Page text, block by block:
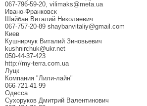
067-796-59-20, vilimaks@meta.ua
Ивано-Франковск
Шайбан Виталий Николаевич
067-757-20-89 shaybanvitaliy@gmail.com
Киев
Кушнирчук Виталий Зиновьевич
kushnirchuk@ukr.net
050-44-37-423
http://my-terra.com.ua
Луцк
Компания "Лили-лайн"
066-721-41-99
Одесса
Сухоруков Дмитрий Валентинович